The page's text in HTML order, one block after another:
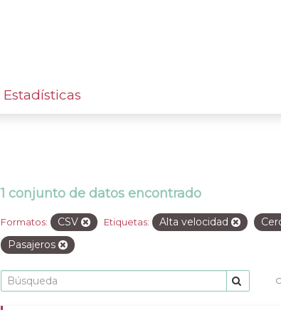
Estadísticas
1 conjunto de datos encontrado
Formatos: CSV Etiquetas: Alta velocidad
Pasajeros